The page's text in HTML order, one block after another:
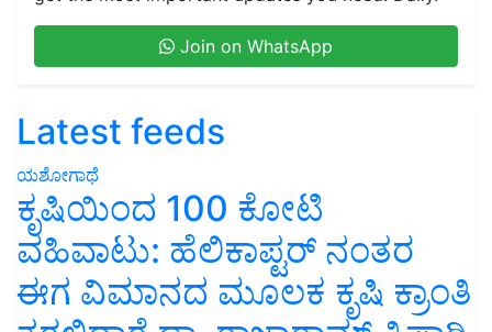
Join on WhatsApp
Latest feeds
ಯಶೋಗಾಥೆ
ಕೃಷಿಯಿಂದ 100 ಕೋಟಿ
ವಹಿವಾಟು: ಹೆಲಿಕಾಪ್ಟರ್ ನಂತರ
ಈಗ ವಿಮಾನದ ಮೂಲಕ ಕೃಷಿ ಕ್ರಾಂತಿ